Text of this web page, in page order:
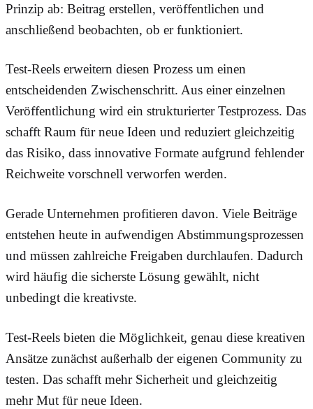
Prinzip ab: Beitrag erstellen, veröffentlichen und
anschließend beobachten, ob er funktioniert.
Test-Reels erweitern diesen Prozess um einen
entscheidenden Zwischenschritt. Aus einer einzelnen
Veröffentlichung wird ein strukturierter Testprozess. Das
schafft Raum für neue Ideen und reduziert gleichzeitig
das Risiko, dass innovative Formate aufgrund fehlender
Reichweite vorschnell verworfen werden.
Gerade Unternehmen profitieren davon. Viele Beiträge
entstehen heute in aufwendigen Abstimmungsprozessen
und müssen zahlreiche Freigaben durchlaufen. Dadurch
wird häufig die sicherste Lösung gewählt, nicht
unbedingt die kreativste.
Test-Reels bieten die Möglichkeit, genau diese kreativen
Ansätze zunächst außerhalb der eigenen Community zu
testen. Das schafft mehr Sicherheit und gleichzeitig
mehr Mut für neue Ideen.